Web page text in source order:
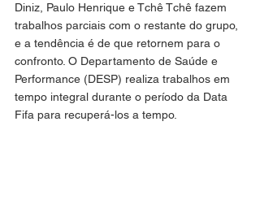
Diniz, Paulo Henrique e Tchê Tchê fazem
trabalhos parciais com o restante do grupo,
e a tendência é de que retornem para o
confronto. O Departamento de Saúde e
Performance (DESP) realiza trabalhos em
tempo integral durante o período da Data
Fifa para recuperá-los a tempo.